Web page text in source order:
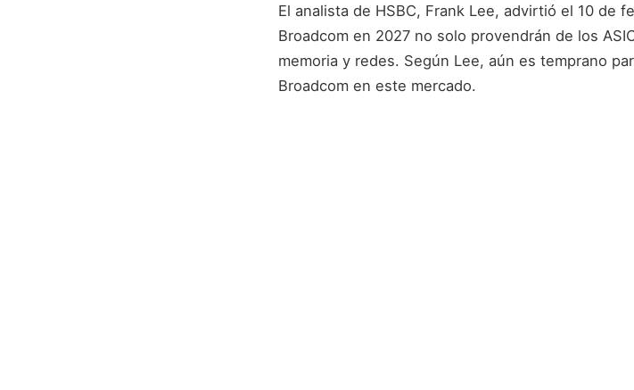
El analista de HSBC, Frank Lee, advirtió el 10 de
Broadcom en 2027 no solo provendrán de los
memoria y redes. Según Lee, aún es temprano
Broadcom en este mercado.